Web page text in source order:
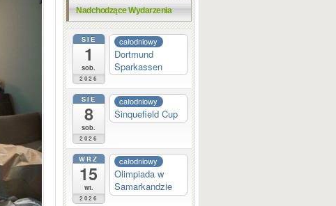
Nadchodzące Wydarzenia
SIE
1
sob.
2026
całodniowy
Dortmund
Sparkassen
SIE
8
sob.
2026
całodniowy
Sinquefield Cup
WRZ
15
wt.
2026
całodniowy
Olimpiada w
Samarkandzie